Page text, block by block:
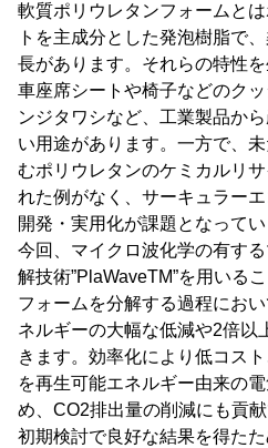
軟質ポリウレタンフォームと
トを主成分とした発泡樹脂で
長があります。それらの特性
車座席シートや椅子などのク
ンジタワシなど、工業製品か
い用途があります。一方で、
むポリウレタンのケミカルリ
れた例がなく、サーキュラー
開発・実用化が課題となってい
今回、マイクロ波化学の有す
解技術”PlaWaveTM”を用いる
フォームを分解する過程にお
ネルギーの大幅な低減や2倍以
きます。効率化により低コス
を再生可能エネルギー由来の
め、CO2排出量の削減にも貢献
初期検討で良好な結果を得た